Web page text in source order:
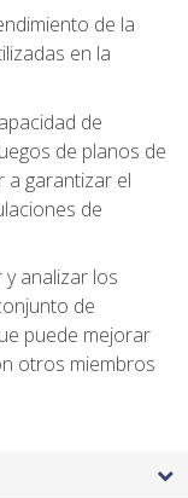
de la
en la
de
de planos de
a garantizar el
de
analizar los
de
puede mejorar
otros miembros